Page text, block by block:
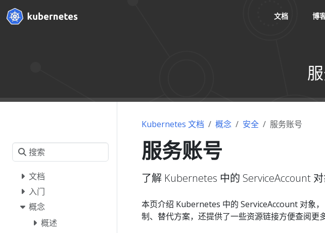
文档 博
文档
入门
概念
概述
Kubernetes 文档 概念 安全 服务账号
服务账号
了解 Kubernetes 中的 ServiceAccount 对
本页介绍 Kubernetes 中的 ServiceAccount 对象
制、替代方案，还提供了一些资源链接方便查阅更